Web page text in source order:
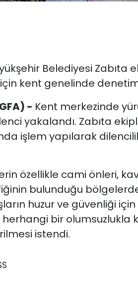
Belediyesi Zabıta
kent genelinde
- Kent merkezinde
yakalandı. Zabıta
işlem yapılarak
özellikle cami önleri,
bulunduğu
huzur ve güvenliği
bir olumsuzlukla
istendi.